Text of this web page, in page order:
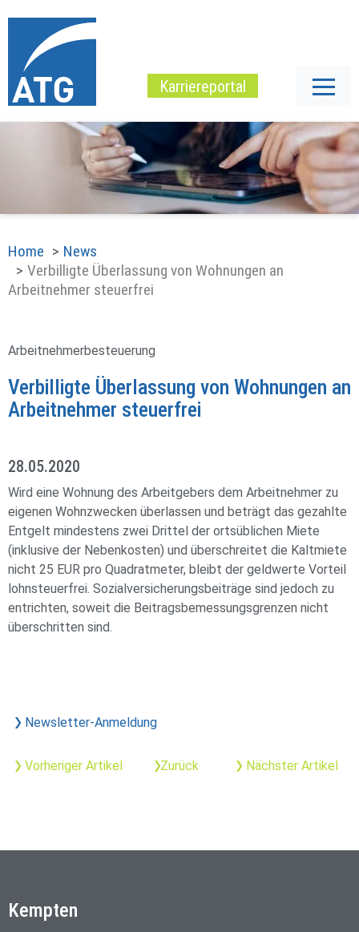
Karriereportal
Home
News
Verbilligte Überlassung von Wohnungen an
Arbeitnehmer steuerfrei
Arbeitnehmerbesteuerung
Verbilligte Überlassung von Wohnungen an
Arbeitnehmer steuerfrei
28.05.2020
Wird eine Wohnung des Arbeitgebers dem Arbeitnehmer zu
eigenen Wohnzwecken überlassen und beträgt das gezahlte
Entgelt mindestens zwei Drittel der ortsüblichen Miete
(inklusive der Nebenkosten) und überschreitet die Kaltmiete
nicht 25 EUR pro Quadratmeter, bleibt der geldwerte Vorteil
lohnsteuerfrei. Sozialversicherungsbeiträge sind jedoch zu
entrichten, soweit die Beitragsbemessungsgrenzen nicht
überschritten sind.
Newsletter-Anmeldung
Vorheriger Artikel Zurück Nächster Artikel
Kempten